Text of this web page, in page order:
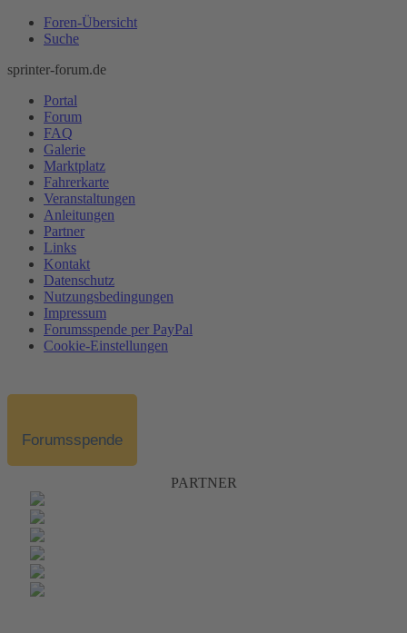
Foren-Übersicht
Suche
sprinter-forum.de
Portal
Forum
FAQ
Galerie
Marktplatz
Fahrerkarte
Veranstaltungen
Anleitungen
Partner
Links
Kontakt
Datenschutz
Nutzungsbedingungen
Impressum
Forumsspende per PayPal
Cookie-Einstellungen
Forumsspende
PARTNER